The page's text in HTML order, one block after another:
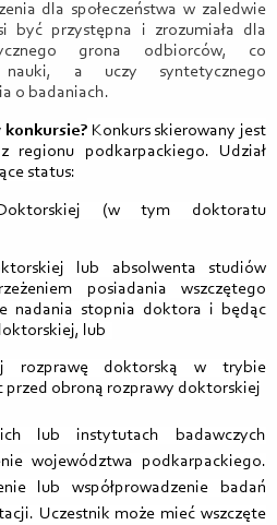
dla społeczeństwa w zaledwie
być przystępna i zrozumiała dla
grona odbiorców, co
nauki, a uczy syntetycznego
o badaniach.
konkursie? Konkurs skierowany jest
regionu podkarpackiego. Udział
status:
(w tym doktoratu
lub absolwenta studiów
posiadania wszczętego
nadania stopnia doktora i będąc
lub
rozprawę doktorską w trybie
przed obroną rozprawy doktorskiej
lub instytutach badawczych
województwa podkarpackiego.
lub współprowadzenie badań
Uczestnik może mieć wszczęte